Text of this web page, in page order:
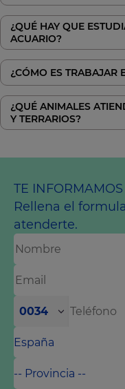
¿QUÉ HAY QUE
ACUARIO?
¿CÓMO ES TRABAJAR
¿QUÉ ANIMALES
Y TERRARIOS?
TE INFORMAMOS
Rellena el
atenderte.
0034